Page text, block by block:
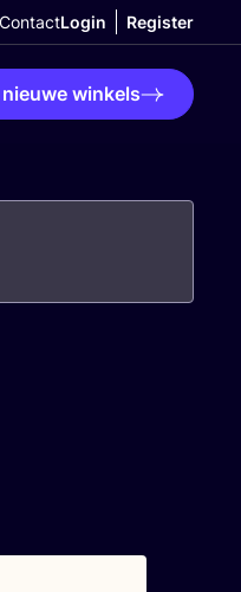
ContactLogin Register
winkels